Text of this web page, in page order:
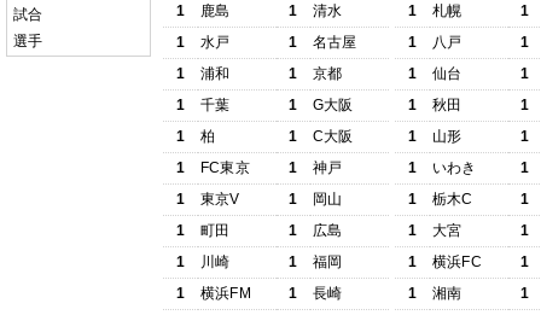
試合
選手
1 鹿島 1
清水
1
水戸 1
名古屋
1
浦和 1
京都
1
千葉 1
G大阪
1
柏 1
C大阪
1
FC東京 1
神戸
1
東京V 1
岡山
1
町田 1
広島
1
川崎 1
福岡
1
横浜FM 1 長崎
1 札幌
1
1
八戸
1
1
仙台
1
1
秋田
1
1
山形
1
1
いわき
1
1
栃木C
1
1
大宮
1
1
横浜FC
1
1
湘南 1